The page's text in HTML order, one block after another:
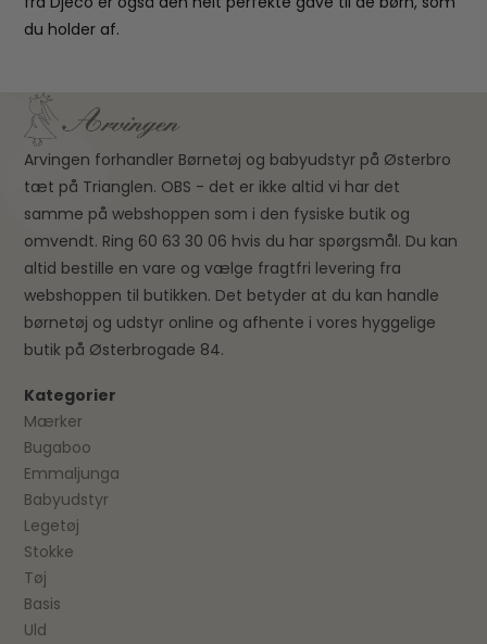
du holder af.
Arvingen forhandler Børnetøj og babyudstyr på Østerbro
tæt på Trianglen. OBS - det er ikke altid vi har det
samme på webshoppen som i den fysiske butik og
omvendt. Ring 60 63 30 06 hvis du har spørgsmål. Du kan
altid bestille en vare og vælge fragtfri levering fra
webshoppen til butikken. Det betyder at du kan handle
børnetøj og udstyr online og afhente i vores hyggelige
butik på Østerbrogade 84.
Kategorier
Mærker
Bugaboo
Emmaljunga
Babyudstyr
Legetøj
Stokke
Tøj
Basis
Uld